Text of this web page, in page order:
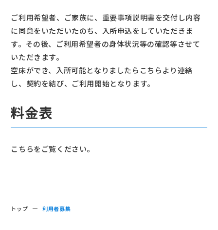
ご利用希望者、ご家族に、重要事項説明書を交付し内容
に同意をいただいたのち、入所申込をしていただきま
す。その後、ご利用希望者の身体状況等の確認等させて
いただきます。
空床ができ、入所可能となりましたらこちらより連絡
し、契約を結び、ご利用開始となります。
料金表
こちらをご覧ください。
トップ 利用者募集